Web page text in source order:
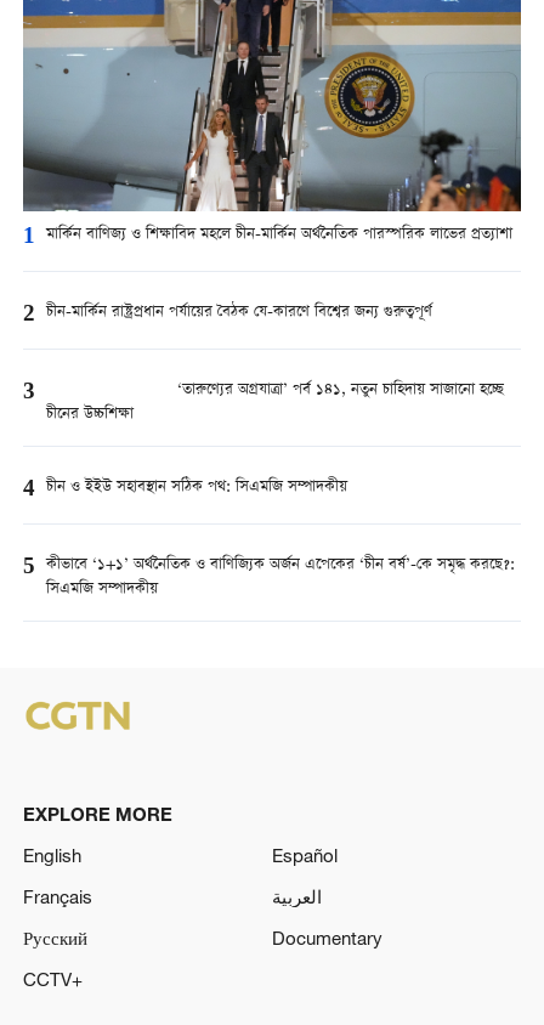
1 মার্কিন বাণিজ্য ও শিক্ষাবিদ মহলে চীন-মার্কিন অর্থনৈতিক পারস্পরিক লাভের প্রত্যাশা
2 চীন-মার্কিন রাষ্ট্রপ্রধান পর্যায়ের বৈঠক যে-কারণে বিশ্বের জন্য গুরুত্বপূর্ণ
3
‘তারুণ্যের অগ্রযাত্রা’ পর্ব ১৪১, নতুন চাহিদায় সাজানো হচ্ছে
চীনের উচ্চশিক্ষা
4 চীন ও ইইউ সহাবস্থান সঠিক পথ: সিএমজি সম্পাদকীয়
5 কীভাবে ‘১+১’ অর্থনৈতিক ও বাণিজ্যিক অর্জন এপেকের ‘চীন বর্ষ’-কে সমৃদ্ধ করছে?:
সিএমজি সম্পাদকীয়
EXPLORE MORE
English
Español
Français
العربية
Русский
Documentary
CCTV+